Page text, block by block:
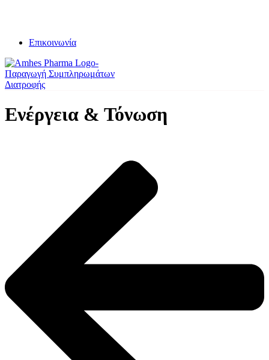
Επικοινωνία
Ενέργεια & Τόνωση